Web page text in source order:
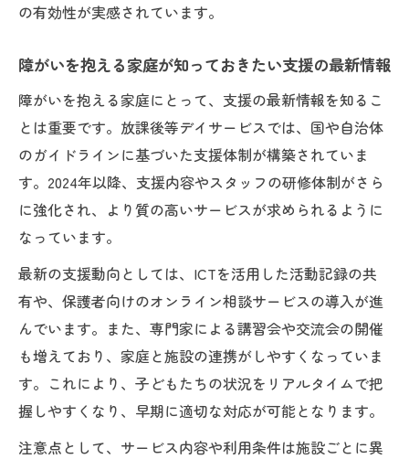
の有効性が実感されています。
障がいを抱える家庭が知っておきたい支援の最新情報
障がいを抱える家庭にとって、支援の最新情報を知るこ
とは重要です。放課後等デイサービスでは、国や自治体
のガイドラインに基づいた支援体制が構築されていま
す。2024年以降、支援内容やスタッフの研修体制がさら
に強化され、より質の高いサービスが求められるように
なっています。
最新の支援動向としては、ICTを活用した活動記録の共
有や、保護者向けのオンライン相談サービスの導入が進
んでいます。また、専門家による講習会や交流会の開催
も増えており、家庭と施設の連携がしやすくなっていま
す。これにより、子どもたちの状況をリアルタイムで把
握しやすくなり、早期に適切な対応が可能となります。
注意点として、サービス内容や利用条件は施設ごとに異